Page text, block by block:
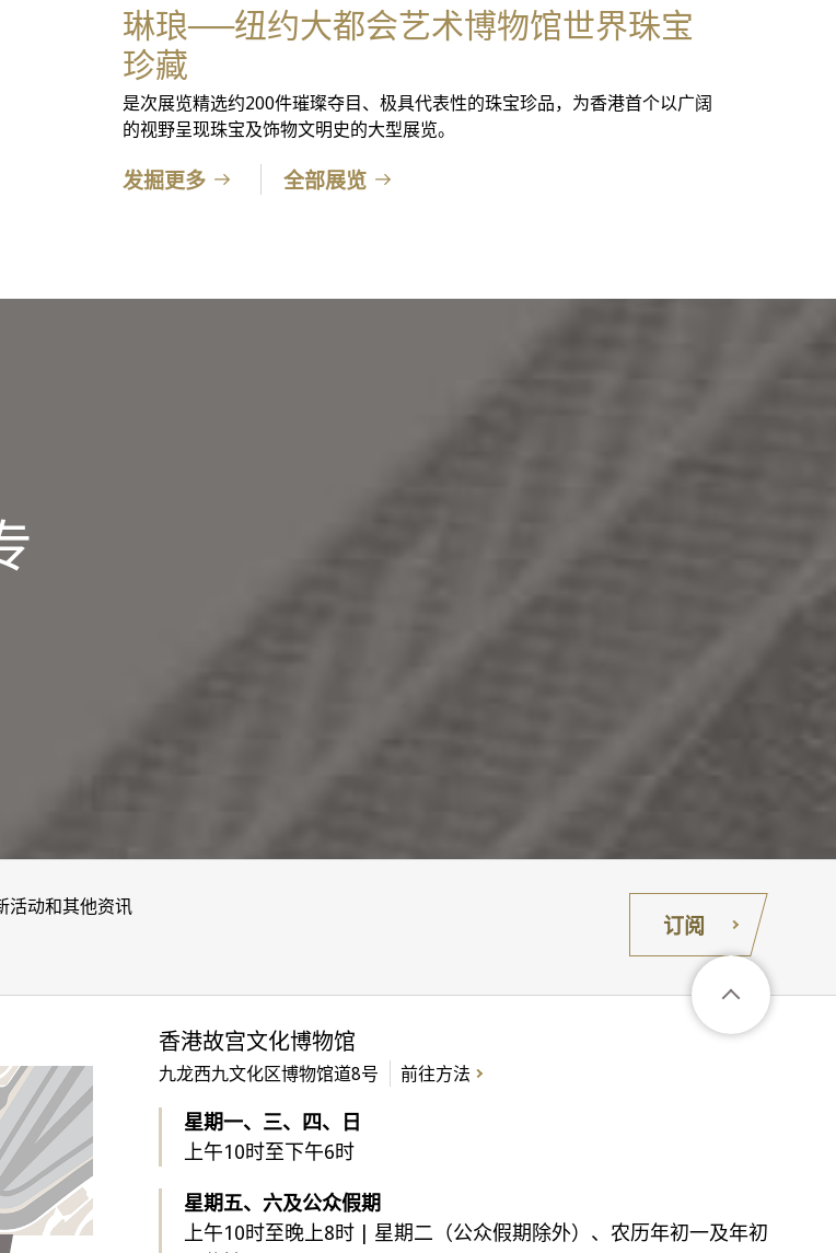
琳琅──纽约大都会艺术博物馆世界珠宝
珍藏
是次展览精选约200件璀璨夺目、极具代表性的珠宝珍品，为香港首个以广阔
的视野呈现珠宝及饰物文明史的大型展览。
发掘更多 全部展览
活动和其他资讯
订阅
香港故宫文化博物馆
九龙西九文化区博物馆道8号 前往方法
星期一、三、四、日
上午10时至下午6时
星期五、六及公众假期
上午10时至晚上8时 | 星期二（公众假期除外）、农历年初一及年初